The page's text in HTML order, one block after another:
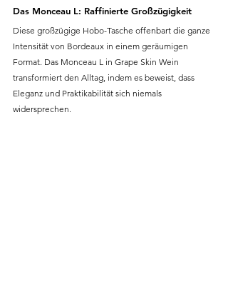
Das Monceau L: Raffinierte Großzügigkeit
Diese großzügige Hobo-Tasche offenbart die ganze
Intensität von Bordeaux in einem geräumigen
Format. Das Monceau L in Grape Skin Wein
transformiert den Alltag, indem es beweist, dass
Eleganz und Praktikabilität sich niemals
widersprechen.